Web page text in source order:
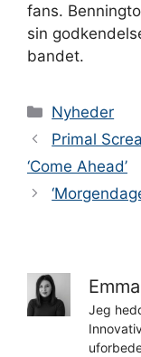
fans.
sin
bandet.
Kategorier
Nyheder
Primal
‘Come Ahead’
Jeg